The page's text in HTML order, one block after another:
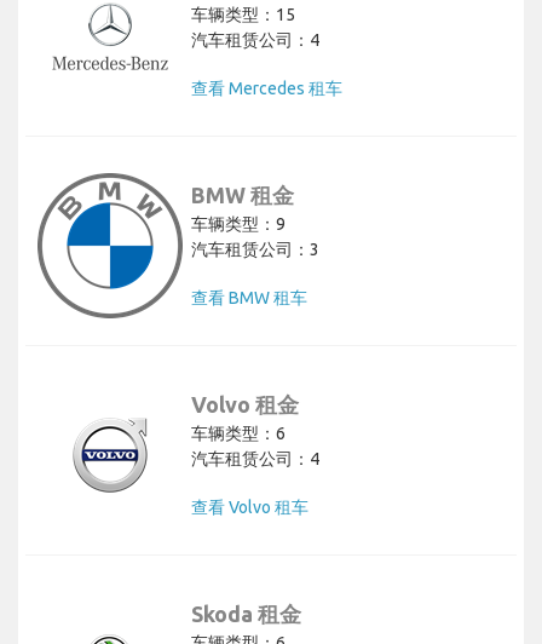
车辆类型：15
汽车租赁公司：4
查看 Mercedes 租车
BMW 租金
车辆类型：9
汽车租赁公司：3
查看 BMW 租车
Volvo 租金
车辆类型：6
汽车租赁公司：4
查看 Volvo 租车
Skoda 租金